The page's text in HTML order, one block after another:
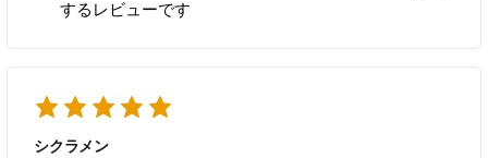
するレビューです
シクラメン